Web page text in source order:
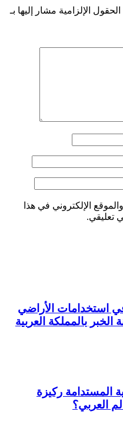
الحقول الإلزامية مشار إليها بـ
الإلكتروني في هذا
تعليقي.
في استخدامات الأراضي
الخبر بالمملكة العربية
المستدامة ركيزة
العربي؟